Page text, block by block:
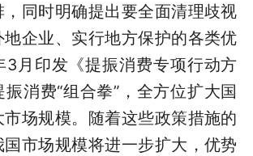
同时明确提出要全面清理歧视
企业、实行地方保护的各类优
3月印发《提振消费专项行动方
消费“组合拳”，全方位扩大国
场规模。随着这些政策措施的
市场规模将进一步扩大，优势